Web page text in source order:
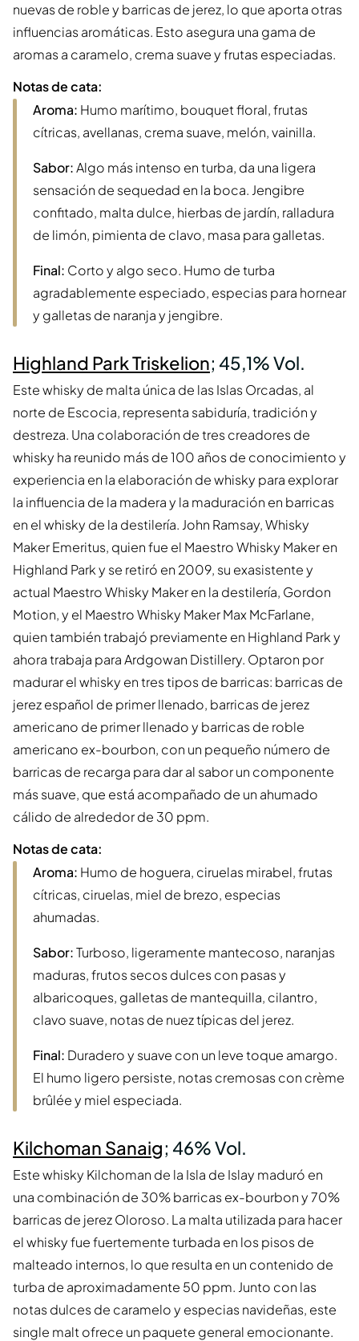
nuevas de roble y barricas de jerez, lo que aporta otras
influencias aromáticas. Esto asegura una gama de
aromas a caramelo, crema suave y frutas especiadas.
Notas de cata:
Aroma: Humo marítimo, bouquet floral, frutas
cítricas, avellanas, crema suave, melón, vainilla.
Sabor:Algo más intenso en turba, da una ligera
sensación de sequedad en la boca. Jengibre
confitado, malta dulce, hierbas de jardín, ralladura
de limón, pimienta de clavo, masa para galletas.
Final: Corto y algo seco. Humo de turba
agradablemente especiado, especias para hornear
y galletas de naranja y jengibre.
Highland Park Triskelion; 45,1% Vol.
Este whisky de malta única de las Islas Orcadas, al
norte de Escocia, representa sabiduría, tradición y
destreza. Una colaboración de tres creadores de
whisky ha reunido más de 100 años de conocimiento y
experiencia en la elaboración de whisky para explorar
la influencia de la madera y la maduración en barricas
en el whisky de la destilería. John Ramsay, Whisky
Maker Emeritus, quien fue el Maestro Whisky Maker en
Highland Park y se retiró en 2009, su exasistente y
actual Maestro Whisky Maker en la destilería, Gordon
Motion, y el Maestro Whisky Maker Max McFarlane,
quien también trabajó previamente en Highland Park y
ahora trabaja para Ardgowan Distillery. Optaron por
madurar el whisky en tres tipos de barricas: barricas de
jerez español de primer llenado, barricas de jerez
americano de primer llenado y barricas de roble
americano ex-bourbon, con un pequeño número de
barricas de recarga para dar al sabor un componente
más suave, que está acompañado de un ahumado
cálido de alrededor de 30 ppm.
Notas de cata:
Aroma: Humo de hoguera, ciruelas mirabel, frutas
cítricas, ciruelas, miel de brezo, especias
ahumadas.
Sabor:Turboso, ligeramente mantecoso, naranjas
maduras, frutos secos dulces con pasas y
albaricoques, galletas de mantequilla, cilantro,
clavo suave, notas de nuez típicas del jerez.
Final: Duradero y suave con un leve toque amargo.
El humo ligero persiste, notas cremosas con crème
brûlée y miel especiada.
Kilchoman Sanaig; 46% Vol.
Este whisky Kilchoman de la Isla de Islay maduró en
una combinación de 30% barricas ex-bourbon y 70%
barricas de jerez Oloroso. La malta utilizada para hacer
el whisky fue fuertemente turbada en los pisos de
malteado internos, lo que resulta en un contenido de
turba de aproximadamente 50 ppm. Junto con las
notas dulces de caramelo y especias navideñas, este
single malt ofrece un paquete general emocionante.